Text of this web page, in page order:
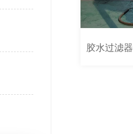
胶水过滤器